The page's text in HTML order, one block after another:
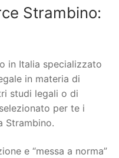
Strambino:
in Italia specializzato
in materia di
studi legali o di
per te i
Strambino.
e “messa a norma”